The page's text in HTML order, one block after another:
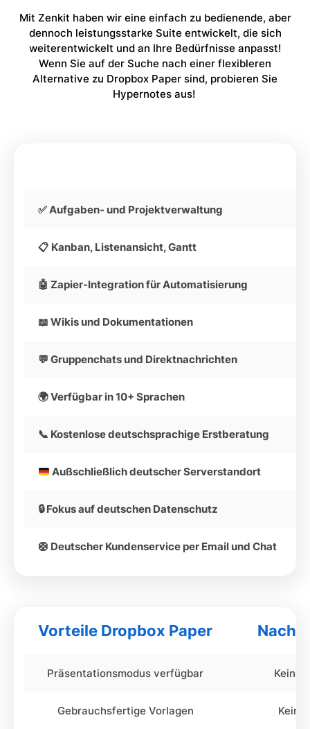
Mit Zenkit haben wir eine einfach zu bedienende, aber
dennoch leistungsstarke Suite entwickelt, die sich
weiterentwickelt und an Ihre Bedürfnisse anpasst!
Wenn Sie auf der Suche nach einer flexibleren
Alternative zu Dropbox Paper sind, probieren Sie
Hypernotes aus!
✅ Aufgaben- und Projektverwaltung
📋 Kanban, Listenansicht, Gantt
🤖 Zapier-Integration für Automatisierung
📖 Wikis und Dokumentationen
💬 Gruppenchats und Direktnachrichten
🌍 Verfügbar in 10+ Sprachen
📞 Kostenlose deutschsprachige Erstberatung
Außschließlich deutscher Serverstandort
🔒 Fokus auf deutschen Datenschutz
🛟 Deutscher Kundenservice per Email und Chat
Vorteile Dropbox Paper
Präsentationsmodus verfügbar Keine
Gebrauchsfertige Vorlagen